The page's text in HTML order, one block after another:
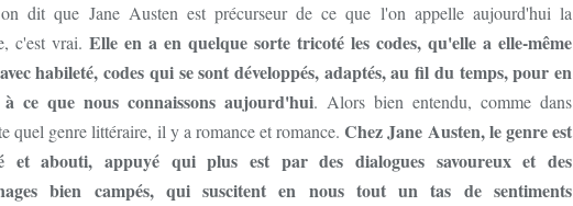
dit que Jane Austen est précurseur de ce que l'on appelle aujourd'hui la
c'est vrai. Elle en a en quelque sorte tricoté les codes, qu'elle a elle-même
habileté, codes qui se sont développés, adaptés, au fil du temps, pour en
ce que nous connaissons aujourd'hui. Alors bien entendu, comme dans
quel genre littéraire, il y a romance et romance.Chez Jane Austen, le genre est
et abouti, appuyé qui plus est par des dialogues savoureux et des
bien campés, qui suscitent en nous tout un tas de sentiments